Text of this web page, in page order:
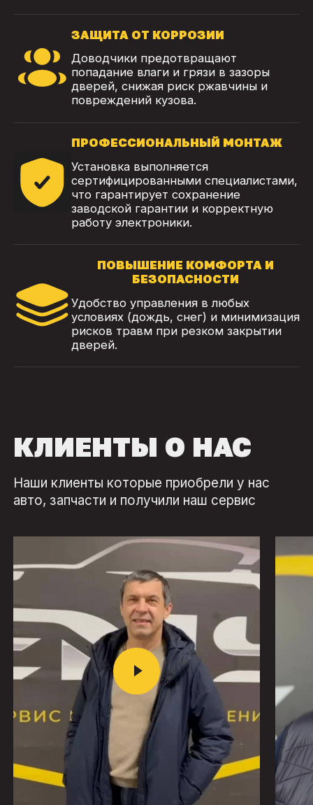
ЗАЩИТА ОТ КОРРОЗИИ
Доводчики предотвращают
попадание влаги и грязи в зазоры
дверей, снижая риск ржавчины и
повреждений кузова.
ПРОФЕССИОНАЛЬНЫЙ МОНТАЖ
Установка выполняется
сертифицированными специалистами,
что гарантирует сохранение
заводской гарантии и корректную
работу электроники.
ПОВЫШЕНИЕ КОМФОРТА И
БЕЗОПАСНОСТИ
Удобство управления в любых
условиях (дождь, снег) и минимизация
рисков травм при резком закрытии
дверей.
КЛИЕНТЫ О НАС
Наши клиенты которые приобрели у нас
авто, запчасти и получили наш сервис